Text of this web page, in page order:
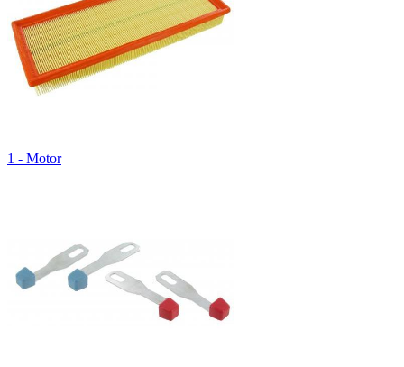
1 - Motor